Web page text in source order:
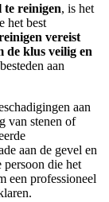
te reinigen, is het
het best
vereist
de klus veilig en
aan
aan
van stenen of
aan de gevel en
persoon die het
een professioneel